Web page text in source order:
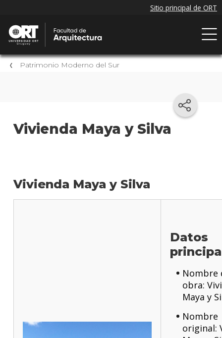
Patrimonio Moderno del Sur
Vivienda Maya y Silva
Vivienda Maya y Silva
Datos
Nombre
obra:
Maya y
Nombre
original: